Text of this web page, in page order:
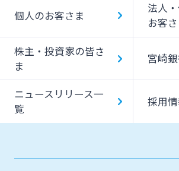
みやぎんMikatanoシリ
ログオン
個人のお客さま
法人
お客
株主・投資家の皆さ
ま
宮崎
ニュースリリース一
覧
採用